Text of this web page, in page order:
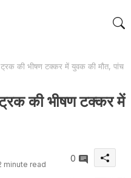
की भीषण टक्कर में युवक की मौत, पांच
की भीषण टक्कर में
minute read
0